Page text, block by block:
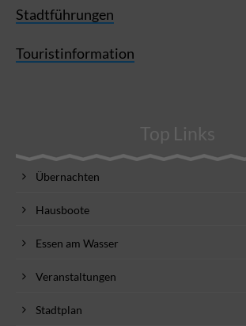
Stadtführungen
Touristinformation
Top Links
Übernachten
Hausboote
Essen am Wasser
Veranstaltungen
Stadtplan